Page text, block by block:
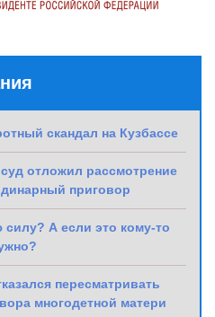
скандал на Кузбассе
отложил рассмотрение
приговор
А если это кому-то
пересматривать
многодетной матери